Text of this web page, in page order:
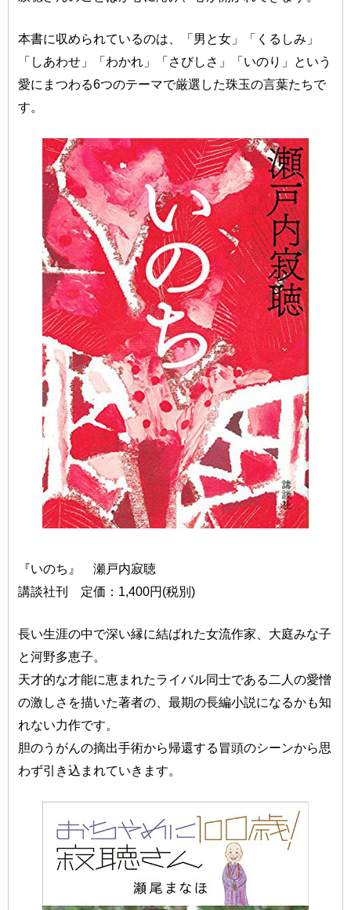
本書に収められているのは、「男と女」「くるしみ」
「しあわせ」「わかれ」「さびしさ」「いのり」という
愛にまつわる6つのテーマで厳選した珠玉の言葉たちで
す。
『いのち』 瀬戸内寂聴
講談社刊 定価：1,400円(税別)
長い生涯の中で深い縁に結ばれた女流作家、大庭みな子
と河野多恵子。
天才的な才能に恵まれたライバル同士である二人の愛憎
の激しさを描いた著者の、最期の長編小説になるかも知
れない力作です。
胆のうがんの摘出手術から帰還する冒頭のシーンから思
わず引き込まれていきます。